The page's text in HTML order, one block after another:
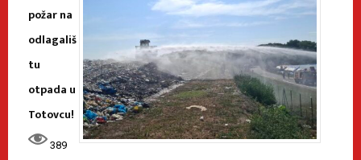
požar na
odlagališ
tu
otpada u
Totovcu!
389